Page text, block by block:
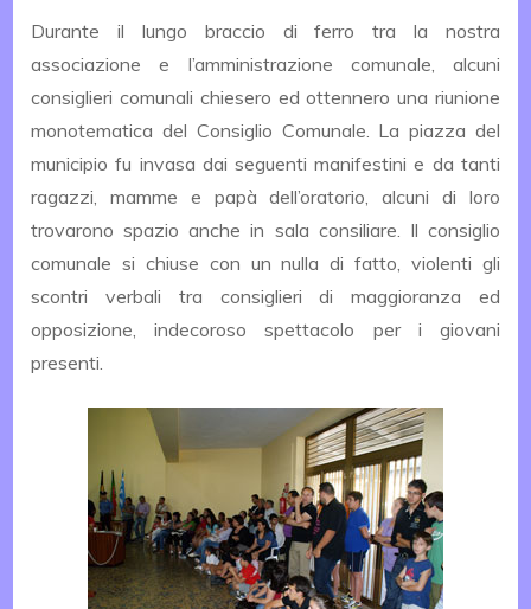
Durante il lungo braccio di ferro tra la nostra
associazione e l’amministrazione comunale, alcuni
consiglieri comunali chiesero ed ottennero una riunione
monotematica del Consiglio Comunale. La piazza del
municipio fu invasa dai seguenti manifestini e da tanti
ragazzi, mamme e papà dell’oratorio, alcuni di loro
trovarono spazio anche in sala consiliare. Il consiglio
comunale si chiuse con un nulla di fatto, violenti gli
scontri verbali tra consiglieri di maggioranza ed
opposizione, indecoroso spettacolo per i giovani
presenti.